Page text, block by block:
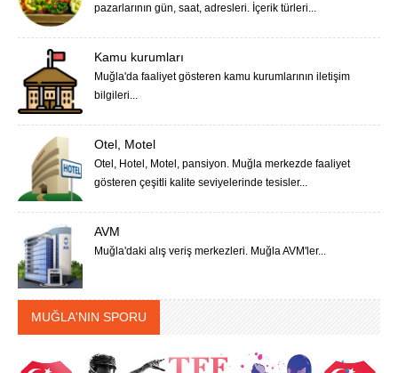
pazarlarının gün, saat, adresleri. İçerik türleri...
Kamu kurumları
Muğla'da faaliyet gösteren kamu kurumlarının iletişim
bilgileri...
Otel, Motel
Otel, Hotel, Motel, pansiyon. Muğla merkezde faaliyet
gösteren çeşitli kalite seviyelerinde tesisler...
AVM
Muğla'daki alış veriş merkezleri. Muğla AVM'ler...
MUĞLA'NIN SPORU